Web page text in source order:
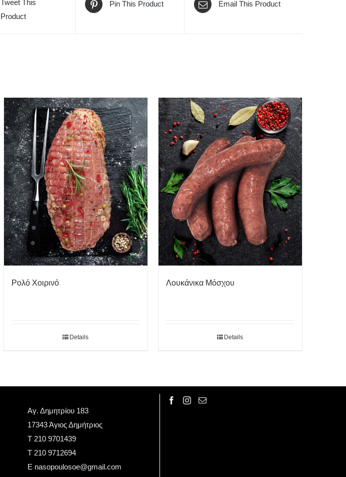
Tweet This
Product
Pin This Product Email This Product
Ρολό Χοιρινό
Details
Λουκάνικα Μόσχου
Details
Αγ. Δημητρίου 183
17343 Άγιος Δημήτριος
Τ 210 9701439
T 210 9712694
E nasopoulosoe@gmail.com